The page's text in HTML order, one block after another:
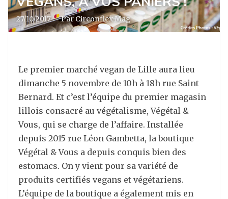
27/10/2017 · Par Circonflex Mag
Le premier marché vegan de Lille aura lieu
dimanche 5 novembre de 10h à 18h rue Saint
Bernard. Et c’est l’équipe du premier magasin
lillois consacré au végétalisme, Végétal &
Vous, qui se charge de l’affaire. Installée
depuis 2015 rue Léon Gambetta, la boutique
Végétal & Vous a depuis conquis bien des
estomacs. On y vient pour sa variété de
produits certifiés vegans et végétariens.
L’équipe de la boutique a également mis en